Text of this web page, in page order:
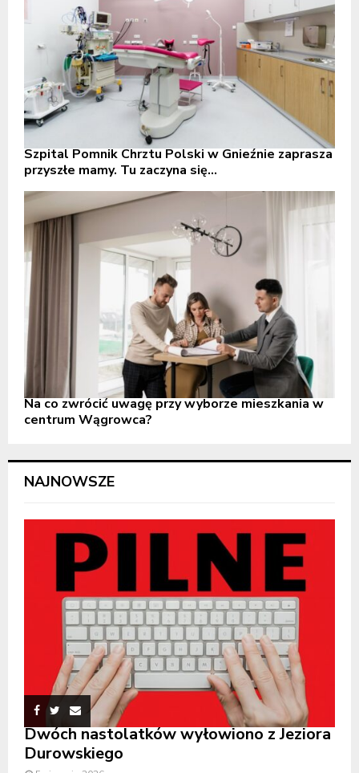
Szpital Pomnik Chrztu Polski w Gnieźnie zaprasza
przyszłe mamy. Tu zaczyna się...
Na co zwrócić uwagę przy wyborze mieszkania w
centrum Wągrowca?
NAJNOWSZE
Dwóch nastolatków wyłowiono z Jeziora
Durowskiego